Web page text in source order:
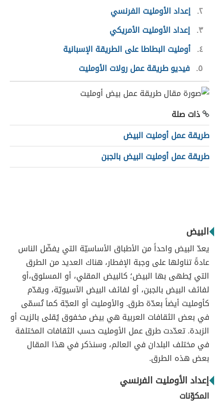
٢ إعداد الأومليت الفرنسي
٣ إعداد الأومليت الأمريكي
٤ أومليت البطاطا على الطريقة الإسبانية
٥ فيديو طريقة عمل رولات الأومليت
ذات صلة
طريقة عمل أومليت البيض
طريقة عمل أومليت البيض بالجبن
البيض
يعدّ البيض واحداً من الأطباق الأساسيّة التي يفضّل الناس
عادةً تناولها على وجبة الإفطار، هناك العديد من الطرق
التي يُطهى بها البيض؛ كالبيض المقلي، أو المسلوق،أو
لفائف البيض بالجبن، أو لفائف البيض الآسيويّة، ويقدّم
كأومليت أيضاً بعدّة طرق. والأومليت أو العجّة كما تُسمّى
في بعض الثقافات العربية هي بيض مخفوق يُقلى بالزيت أو
الزبدة. تعدّدت طرق عمل الأومليت حسب الثقافات المختلفة
في مختلف البلدان في العالم، وسنذكر في هذا المقال
بعض هذه الطرق.
إعداد الأومليت الفرنسي
المكوّنات